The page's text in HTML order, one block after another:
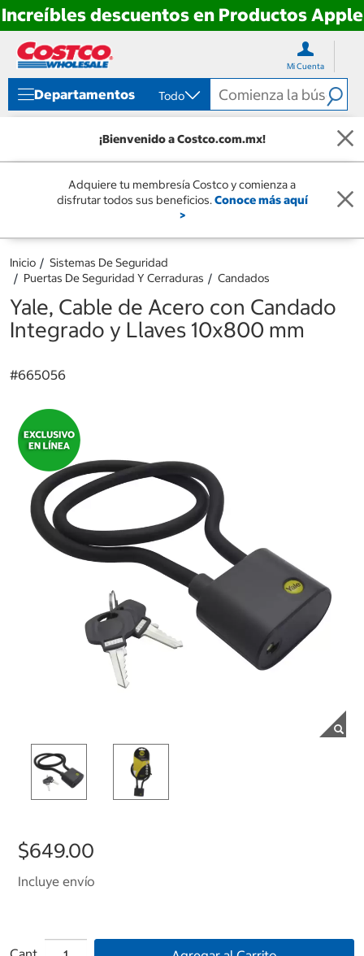
Increíbles descuentos en Productos Apple
directo
contenido
directo
menú
navegación
Mi Cuenta
Departamentos Todo
¡Bienvenido a Costco.com.mx!
Adquiere tu membresía Costco y comienza a
disfrutar todos sus beneficios.Conoce más aquí
>
Inicio
Sistemas De Seguridad
Puertas De Seguridad Y Cerraduras
Candados
Yale, Cable de Acero con Candado
Integrado y Llaves 10x800 mm
#665056
$649.00
Incluye envío